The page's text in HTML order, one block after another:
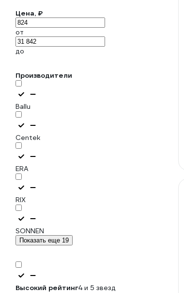
Цена, ₽
от
до
Производители
Ballu
Centek
ERA
RIX
SONNEN
Показать еще 19
Высокий рейтинг4 и 5 звезд